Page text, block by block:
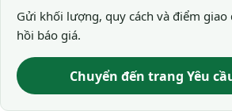
Gửi khối lượng, quy cách và điểm giao
hồi báo giá.
Chuyển đến trang Yêu